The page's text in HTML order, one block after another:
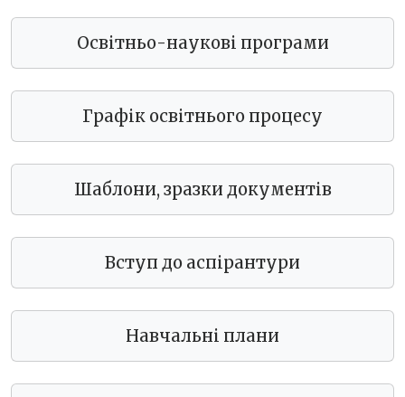
Освітньо-наукові програми
Графік освітнього процесу
Шаблони, зразки документів
Вступ до аспірантури
Навчальні плани